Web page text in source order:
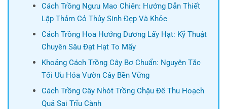
Cách Trồng Ngưu Mao Chiên: Hướng Dẫn Thiết
Lập Thảm Cỏ Thủy Sinh Đẹp Và Khỏe
Cách Trồng Hoa Hướng Dương Lấy Hạt: Kỹ Thuật
Chuyên Sâu Đạt Hạt To Mẩy
Khoảng Cách Trồng Cây Bơ Chuẩn: Nguyên Tắc
Tối Ưu Hóa Vườn Cây Bền Vững
Cách Trồng Cây Nhót Trồng Chậu Để Thu Hoạch
Quả Sai Trĩu Cành